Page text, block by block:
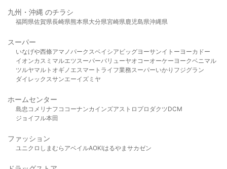
九州・沖縄 のチラシ
福岡県佐賀県長崎県熊本県大分県宮崎県鹿児島県沖縄県
スーパー
いなげや西條アマノパークスベイシア ビッグヨーサンイトーヨーカドー
イオンカスミ マルエツスーパーバリューヤオコーオーケー ヨークベニマル
ツルヤマルト オギノ エスマート ライフ業務スーパーいかり フジグラン
ダイレックスサンエーイズミヤ
ホームセンター
島忠 コメリ ナフコ コーナンカインズアストロプロダクツDCM
ジョイフル本田
ファッション
ユニクロ しまむら アベイルAOKIはるやま サカゼン